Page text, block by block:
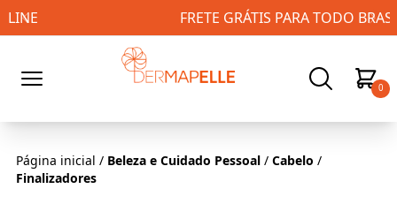
FRETE GRÁTIS PARA TODO BRASIL!
0
Página inicial / Beleza e Cuidado Pessoal / Cabelo /
Finalizadores